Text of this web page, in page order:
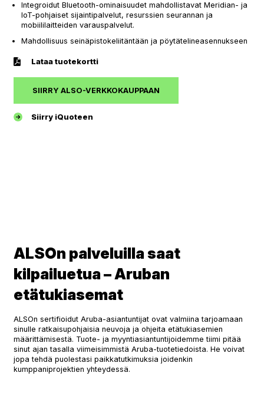
Integroidut Bluetooth-ominaisuudet mahdollistavat Meridian- ja
IoT-pohjaiset sijaintipalvelut, resurssien seurannan ja
mobiililaitteiden varauspalvelut.
Mahdollisuus seinäpistokeliitäntään ja pöytätelineasennukseen
Lataa tuotekortti
SIIRRY ALSO-VERKKOKAUPPAAN
Siirry iQuoteen
ALSOn palveluilla saat
kilpailuetua – Aruban
etätukiasemat
ALSOn sertifioidut Aruba-asiantuntijat ovat valmiina tarjoamaan
sinulle ratkaisupohjaisia neuvoja ja ohjeita etätukiasemien
määrittämisestä. Tuote- ja myyntiasiantuntijoidemme tiimi pitää
sinut ajan tasalla viimeisimmistä Aruba-tuotetiedoista. He voivat
jopa tehdä puolestasi paikkatutkimuksia joidenkin
kumppaniprojektien yhteydessä.